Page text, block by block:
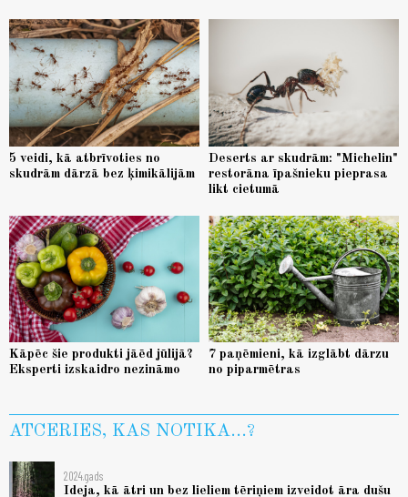
5 veidi, kā atbrīvoties no
skudrām dārzā bez ķimikālijām
Deserts ar skudrām: "Michelin"
restorāna īpašnieku pieprasa
likt cietumā
Kāpēc šie produkti jāēd jūlijā?
Eksperti izskaidro nezināmo
7 paņēmieni, kā izglābt dārzu
no piparmētras
ATCERIES, KAS NOTIKA...?
2024.gads
Ideja, kā ātri un bez lieliem tēriņiem izveidot āra dušu